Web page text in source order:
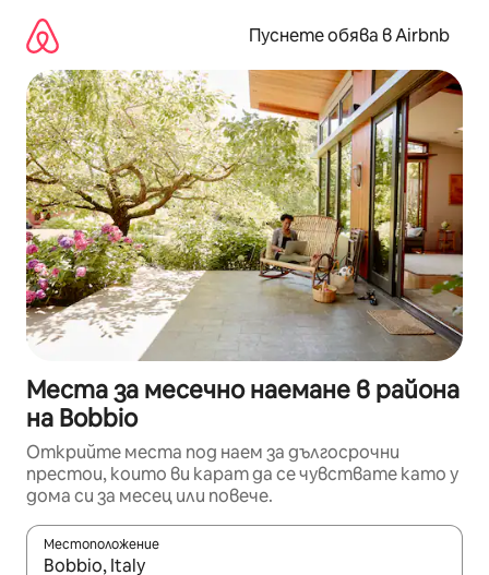
съдържанието
Пуснете обява в Airbnb
Места за месечно наемане в района
на Bobbio
Открийте места под наем за дългосрочни
престои, които ви карат да се чувствате като у
дома си за месец или повече.
Местоположение
Когато резултатите се покажат, използвайте